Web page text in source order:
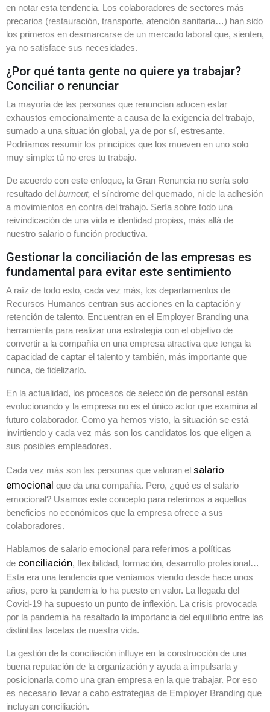
en notar esta tendencia. Los colaboradores de sectores más
precarios (restauración, transporte, atención sanitaria…) han sido
los primeros en desmarcarse de un mercado laboral que, sienten,
ya no satisface sus necesidades.
¿Por qué tanta gente no quiere ya trabajar?
Conciliar o renunciar
La mayoría de las personas que renuncian aducen estar
exhaustos emocionalmente a causa de la exigencia del trabajo,
sumado a una situación global, ya de por sí, estresante.
Podríamos resumir los principios que los mueven en uno solo
muy simple: tú no eres tu trabajo.
De acuerdo con este enfoque, la Gran Renuncia no sería solo
resultado del burnout, el síndrome del quemado, ni de la adhesión
a movimientos en contra del trabajo. Sería sobre todo una
reivindicación de una vida e identidad propias, más allá de
nuestro salario o función productiva.
Gestionar la conciliación de las empresas es
fundamental para evitar este sentimiento
A raíz de todo esto, cada vez más, los departamentos de
Recursos Humanos centran sus acciones en la captación y
retención de talento. Encuentran en el Employer Branding una
herramienta para realizar una estrategia con el objetivo de
convertir a la compañía en una empresa atractiva que tenga la
capacidad de captar el talento y también, más importante que
nunca, de fidelizarlo.
En la actualidad, los procesos de selección de personal están
evolucionando y la empresa no es el único actor que examina al
futuro colaborador. Como ya hemos visto, la situación se está
invirtiendo y cada vez más son los candidatos los que eligen a
sus posibles empleadores.
Cada vez más son las personas que valoran el salario
emocional que da una compañía. Pero, ¿qué es el salario
emocional? Usamos este concepto para referirnos a aquellos
beneficios no económicos que la empresa ofrece a sus
colaboradores.
Hablamos de salario emocional para referirnos a políticas
de conciliación, flexibilidad, formación, desarrollo profesional…
Esta era una tendencia que veníamos viendo desde hace unos
años, pero la pandemia lo ha puesto en valor. La llegada del
Covid-19 ha supuesto un punto de inflexión. La crisis provocada
por la pandemia ha resaltado la importancia del equilibrio entre las
distintitas facetas de nuestra vida.
La gestión de la conciliación influye en la construcción de una
buena reputación de la organización y ayuda a impulsarla y
posicionarla como una gran empresa en la que trabajar. Por eso
es necesario llevar a cabo estrategias de Employer Branding que
incluyan conciliación.